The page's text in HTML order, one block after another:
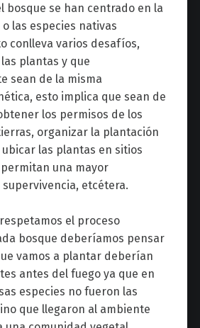
bosque se han centrado en la
las especies nativas
conlleva varios desafíos,
plantas y que
sean de la misma
esto implica que sean de
los permisos de los
organizar la plantación
las plantas en sitios
una mayor
etcétera.
el proceso
bosque deberíamos pensar
vamos a plantar deberían
antes del fuego ya que en
especies no fueron las
que llegaron al ambiente